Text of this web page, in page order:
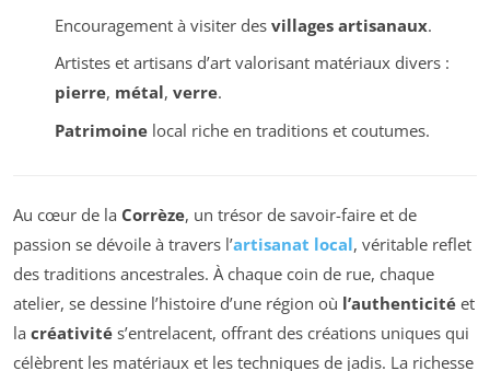
Encouragement à visiter des villages artisanaux.
Artistes et artisans d’art valorisant matériaux divers :
pierre, métal, verre.
Patrimoinelocal riche en traditions et coutumes.
Au cœur de la Corrèze, un trésor de savoir-faire et de
passion se dévoile à travers l’artisanat local, véritable reflet
des traditions ancestrales. À chaque coin de rue, chaque
atelier, se dessine l’histoire d’une région où l’authenticité et
la créativité s’entrelacent, offrant des créations uniques qui
célèbrent les matériaux et les techniques de jadis. La richesse